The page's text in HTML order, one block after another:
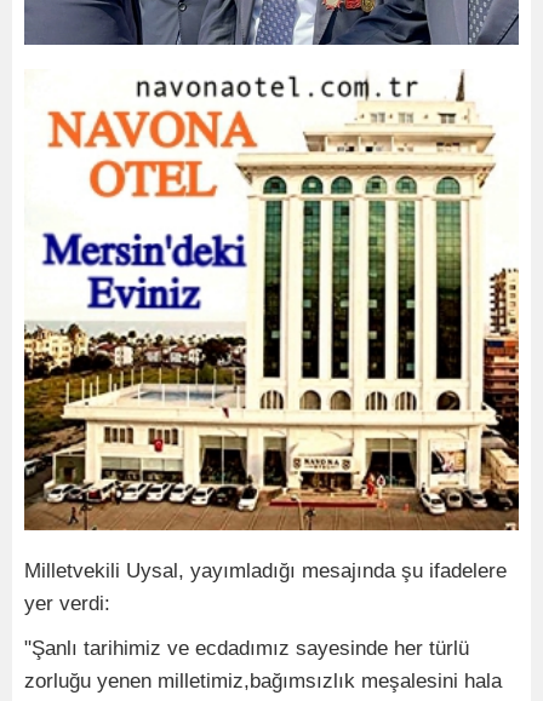
Milletvekili Uysal, yayımladığı mesajında şu ifadelere
yer verdi:
"Şanlı tarihimiz ve ecdadımız sayesinde her türlü
zorluğu yenen milletimiz,bağımsızlık meşalesini hala